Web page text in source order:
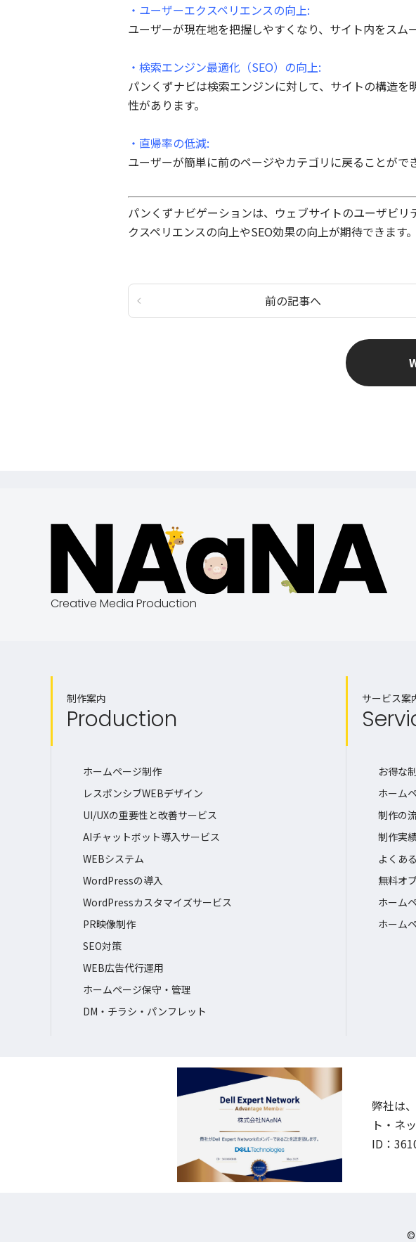
・ユーザーエクスペリエンスの向上:
ユーザーが現在地を把握しやすくなり、サイト内をスム
・検索エンジン最適化（SEO）の向上:
パンくずナビは検索エンジンに対して、サイトの構造
性があります。
・直帰率の低減:
ユーザーが簡単に前のページやカテゴリに戻ることがで
パンくずナビゲーションは、ウェブサイトのユーザビ
クスペリエンスの向上やSEO効果の向上が期待できます
前の記事へ
Creative Media Production
制作案内
Production
ホームページ制作
レスポンシブWEBデザイン
UI/UXの重要性と改善サービス
AIチャットボット導入サービス
WEBシステム
WordPressの導入
WordPressカスタマイズサービス
PR映像制作
SEO対策
WEB広告代行運用
ホームページ保守・管理
DM・チラシ・パンフレット
サービス案
お得な
ホーム
制作の
制作実
よくあ
無料オ
ホーム
ホーム
弊社は
ト・ネ
ID：
©